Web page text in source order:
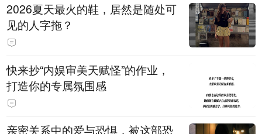
2026夏天最火的鞋，居然是随处可
见的人字拖？
快来抄“内娱审美天赋怪”的作业，
打造你的专属氛围感
亲密关系中的爱与恐惧，被这部恐